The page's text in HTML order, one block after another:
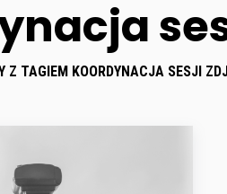
Z TAGIEM KOORDYNACJA SESJI